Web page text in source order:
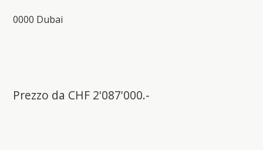
0000 Dubai
Prezzo da CHF 2'087'000.-